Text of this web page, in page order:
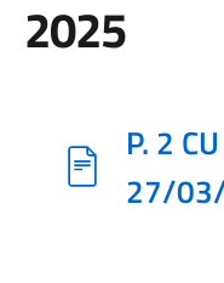
2025
P. 2
27/